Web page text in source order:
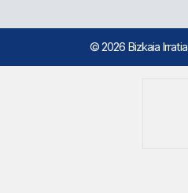
© 2026 Bizkaia Irratia